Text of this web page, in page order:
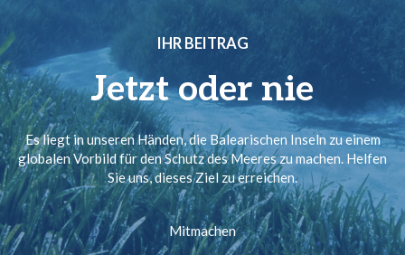
IHR BEITRAG
Jetzt oder nie
Es liegt in unseren Händen, die Balearischen Inseln zu einem
globalen Vorbild für den Schutz des Meeres zu machen. Helfen
Sie uns, dieses Ziel zu erreichen.
Mitmachen